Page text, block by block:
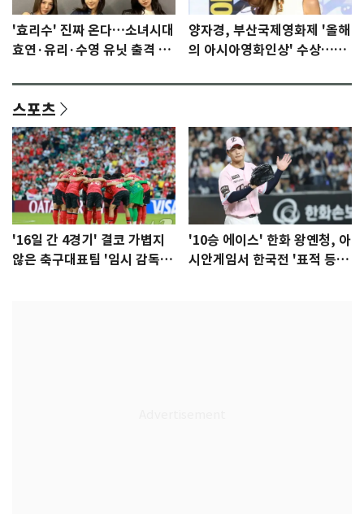
'효리수' 진짜 온다…소녀시대
효연·유리·수영 유닛 출격 [N
양자경, 부산국제영화제 '올해
의 아시아영화인상' 수상…15
스포츠
'16일 간 4경기' 결코 가볍지
않은 축구대표팀 '임시 감독'
'10승 에이스' 한화 왕옌청, 아
시안게임서 한국전 '표적 등